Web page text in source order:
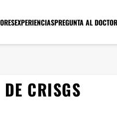
EXPERIENCIASPREGUNTA AL
CRISGS